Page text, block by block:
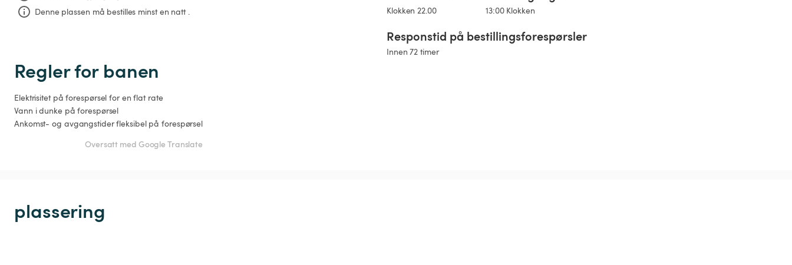
Denne plassen må bestilles minst en natt .
Klokken 22.00 13:00 Klokken
Responstid på bestillingsforespørsler
Innen 72 timer
Regler for banen
Elektrisitet på forespørsel for en flat rate
Vann i dunke på forespørsel
Ankomst- og avgangstider fleksibel på forespørsel
Oversatt med Google Translate
plassering